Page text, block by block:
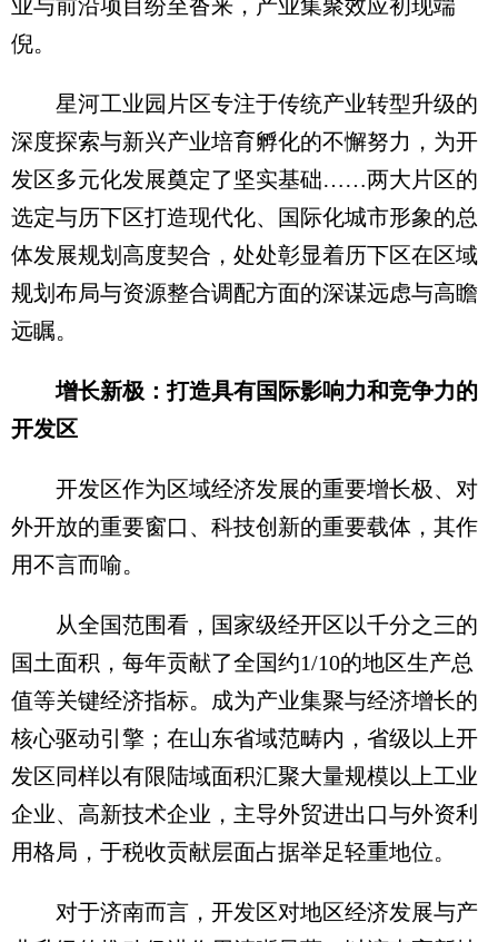
业与前沿项目纷至沓来，产业集聚效应初现端
倪。
星河工业园片区专注于传统产业转型升级的
深度探索与新兴产业培育孵化的不懈努力，为开
发区多元化发展奠定了坚实基础……两大片区的
选定与历下区打造现代化、国际化城市形象的总
体发展规划高度契合，处处彰显着历下区在区域
规划布局与资源整合调配方面的深谋远虑与高瞻
远瞩。
增长新极：打造具有国际影响力和竞争力的
开发区
开发区作为区域经济发展的重要增长极、对
外开放的重要窗口、科技创新的重要载体，其作
用不言而喻。
从全国范围看，国家级经开区以千分之三的
国土面积，每年贡献了全国约1/10的地区生产总
值等关键经济指标。成为产业集聚与经济增长的
核心驱动引擎；在山东省域范畴内，省级以上开
发区同样以有限陆域面积汇聚大量规模以上工业
企业、高新技术企业，主导外贸进出口与外资利
用格局，于税收贡献层面占据举足轻重地位。
对于济南而言，开发区对地区经济发展与产